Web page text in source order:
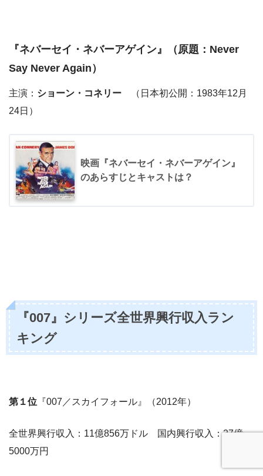
『ネバーセイ・ネバーアゲイン』（原題：Never
Say Never Again）
主演： ショーン・コネリー （日本初公開：1983年12月
24日）
映画『ネバーセイ・ネバーアゲイン』
のあらすじとキャストは？
『007』シリーズ全世界興行収入ラン
キング
第１位 『007／スカイフォール』（2012年）
全世界興行収入：11億856万ドル 国内興行収入：27億
5000万円